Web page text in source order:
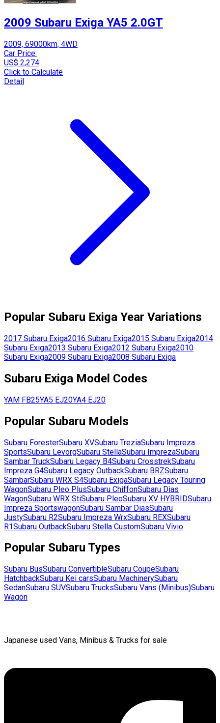
2009 Subaru Exiga YA5 2.0GT
2009, 69000km, 4WD
Car Price:
US$ 2,274
Click to Calculate
Detail
Popular Subaru Exiga Year Variations
2017 Subaru Exiga2016 Subaru Exiga2015 Subaru Exiga2014
Subaru Exiga2013 Subaru Exiga2012 Subaru Exiga2010
Subaru Exiga2009 Subaru Exiga2008 Subaru Exiga
Subaru Exiga Model Codes
YAM FB25YA5 EJ20YA4 EJ20
Popular Subaru Models
Subaru ForesterSubaru XVSubaru TreziaSubaru Impreza
SportsSubaru LevorgSubaru StellaSubaru ImprezaSubaru
Sambar TruckSubaru Legacy B4Subaru CrosstrekSubaru
Impreza G4Subaru Legacy OutbackSubaru BRZSubaru
SambarSubaru WRX S4Subaru ExigaSubaru Legacy Touring
WagonSubaru Pleo PlusSubaru ChiffonSubaru Dias
WagonSubaru WRX StiSubaru PleoSubaru XV HYBRIDSubaru
Impreza SportswagonSubaru Sambar DiasSubaru
JustySubaru R2Subaru Impreza WrxSubaru REXSubaru
R1Subaru OutbackSubaru Stella CustomSubaru Vivio
Popular Subaru Types
Subaru BusSubaru ConvertibleSubaru CoupeSubaru
HatchbackSubaru Kei carsSubaru MachinerySubaru
SedanSubaru SUVSubaru TrucksSubaru Vans (Minibus)Subaru
Wagon
Japanese used Vans, Minibus & Trucks for sale